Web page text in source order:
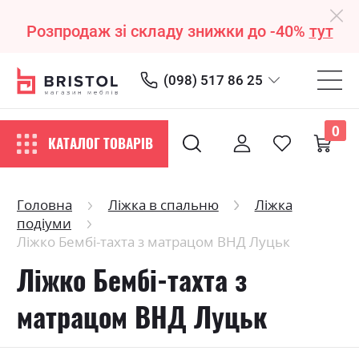
Розпродаж зі складу знижки до -40% тут
(098) 517 86 25
КАТАЛОГ ТОВАРІВ
0
Головна Ліжка в спальню
Ліжка
подіуми
Ліжко Бембі-тахта з матрацом ВНД Луцьк
Ліжко Бембі-тахта з
матрацом ВНД Луцьк